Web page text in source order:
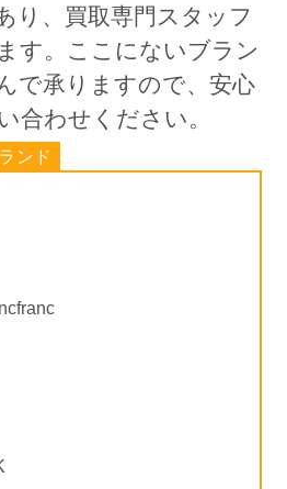
り、買取専門スタッフ
す。ここにないブラン
で承りますので、安心
合わせください。